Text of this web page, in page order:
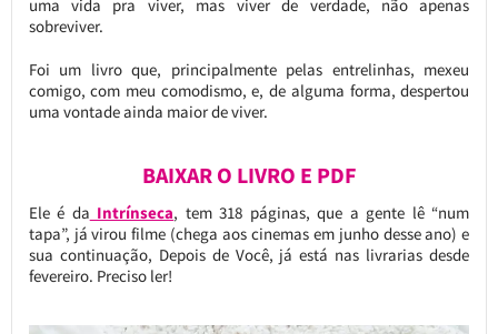
uma vida pra viver, mas viver de verdade, não apenas
sobreviver.
Foi um livro que, principalmente pelas entrelinhas, mexeu
comigo, com meu comodismo, e, de alguma forma, despertou
uma vontade ainda maior de viver.
BAIXAR O LIVRO E PDF
Ele é da Intrínseca, tem 318 páginas, que a gente lê “num
tapa”, já virou filme (chega aos cinemas em junho desse ano) e
sua continuação, Depois de Você, já está nas livrarias desde
fevereiro. Preciso ler!